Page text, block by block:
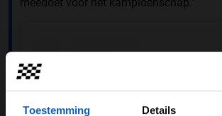
Toestemming Details